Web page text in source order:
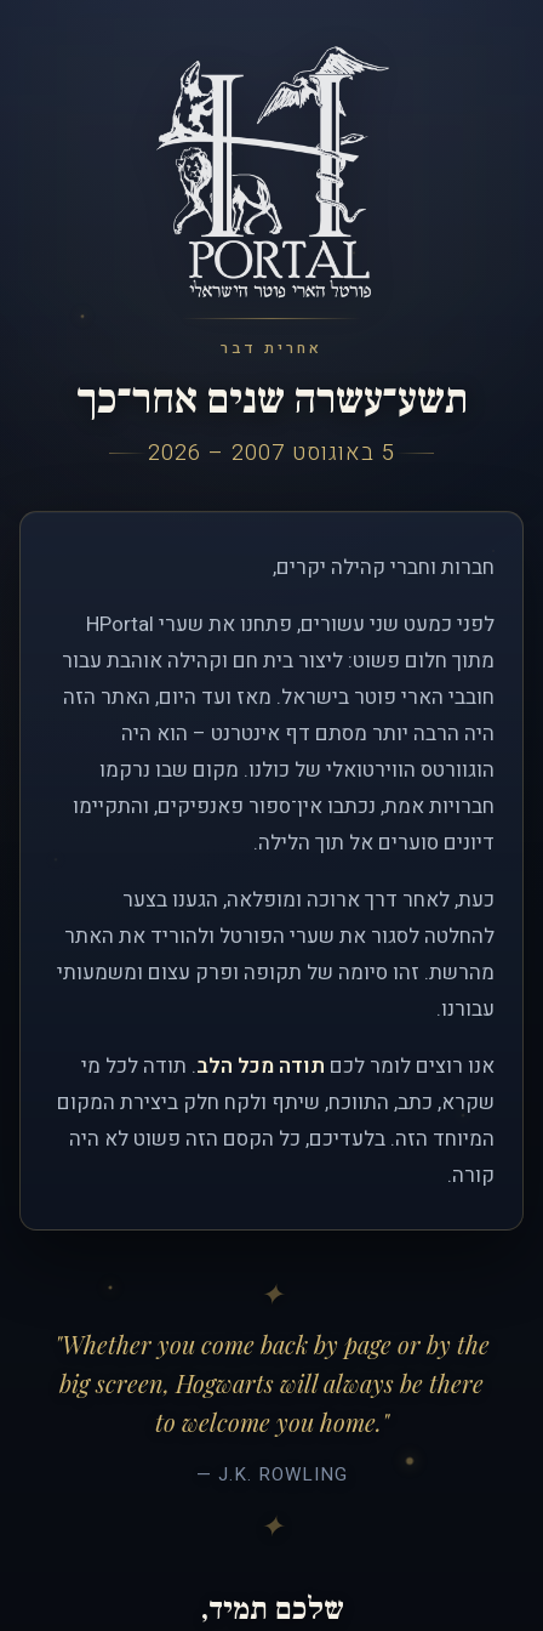
אחרית דבר
תשע־עשרה שנים אחר־כך
5 באוגוסט 2007 – 2026
חברות וחברי קהילה יקרים,
לפני כמעט שני עשורים, פתחנו את שערי HPortal
מתוך חלום פשוט: ליצור בית חם וקהילה אוהבת עבור
חובבי הארי פוטר בישראל. מאז ועד היום, האתר הזה
היה הרבה יותר מסתם דף אינטרנט – הוא היה
הוגוורטס הווירטואלי של כולנו. מקום שבו נרקמו
חברויות אמת, נכתבו אין־ספור פאנפיקים, והתקיימו
דיונים סוערים אל תוך הלילה.
כעת, לאחר דרך ארוכה ומופלאה, הגענו בצער
להחלטה לסגור את שערי הפורטל ולהוריד את האתר
מהרשת. זהו סיומה של תקופה ופרק עצום ומשמעותי
עבורנו.
אנו רוצים לומר לכם תודה מכל הלב. תודה לכל מי
שקרא, כתב, התווכח, שיתף ולקח חלק ביצירת המקום
המיוחד הזה. בלעדיכם, כל הקסם הזה פשוט לא היה
קורה.
"Whether you come back by page or by the
big screen, Hogwarts will always be there
to welcome you home."
— J.K. ROWLING
שלכם תמיד,